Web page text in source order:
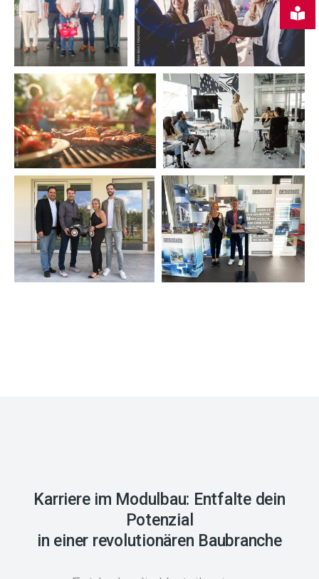
Karriere im Modulbau: Entfalte dein
Potenzial
in einer revolutionären Baubranche